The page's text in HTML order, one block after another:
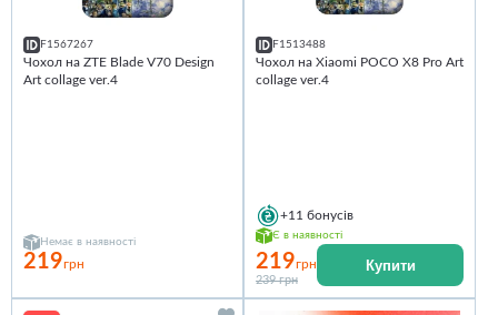
F1567267
Чохол на ZTE Blade V70 Design
Art collage ver.4
Немає в наявності
219грн
F1513488
Чохол на Xiaomi POCO X8 Pro Art
collage ver.4
+11 бонусів
Є в наявності
219грн
239 грн
Купити